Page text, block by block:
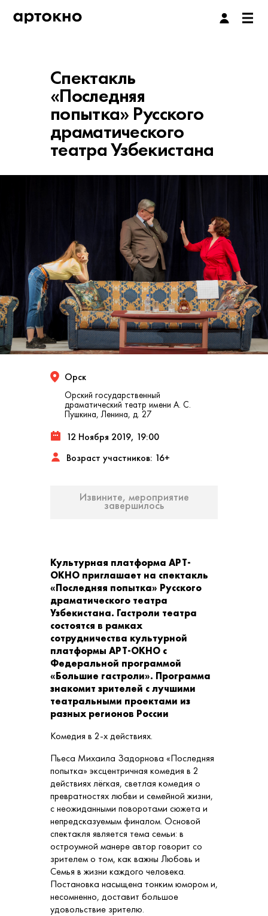
Спектакль
«Последняя
попытка» Русского
драматического
театра Узбекистана
Орск
Орский государственный
драматический театр имени А. С.
Пушкина, Ленина, д. 27
12 Ноября 2019, 19:00
Возраст участников: 16+
Извините, мероприятие
завершилось
Культурная платформа АРТ-
ОКНО приглашает на спектакль
«Последняя попытка» Русского
драматического театра
Узбекистана. Гастроли театра
состоятся в рамках
сотрудничества культурной
платформы АРТ-ОКНО с
Федеральной программой
«Большие гастроли». Программа
знакомит зрителей с лучшими
театральными проектами из
разных регионов России
Комедия в 2-х действиях.
Пьеса Михаила Задорнова «Последняя
попытка» эксцентричная комедия в 2
действиях лёгкая, светлая комедия о
превратностях любви и семейной жизни,
с неожиданными поворотами сюжета и
непредсказуемым финалом. Основой
спектакля является тема семьи: в
остроумной манере автор говорит со
зрителем о том, как важны Любовь и
Семья в жизни каждого человека.
Постановка насыщена тонким юмором и,
несомненно, доставит большое
удовольствие зрителю.